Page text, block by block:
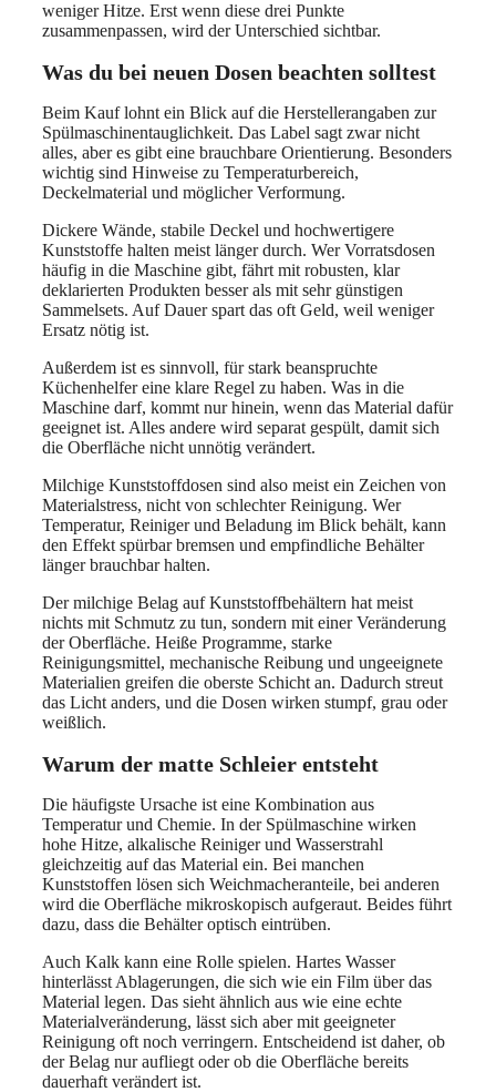
weniger Hitze. Erst wenn diese drei Punkte
zusammenpassen, wird der Unterschied sichtbar.
Was du bei neuen Dosen beachten solltest
Beim Kauf lohnt ein Blick auf die Herstellerangaben zur
Spülmaschinentauglichkeit. Das Label sagt zwar nicht
alles, aber es gibt eine brauchbare Orientierung. Besonders
wichtig sind Hinweise zu Temperaturbereich,
Deckelmaterial und möglicher Verformung.
Dickere Wände, stabile Deckel und hochwertigere
Kunststoffe halten meist länger durch. Wer Vorratsdosen
häufig in die Maschine gibt, fährt mit robusten, klar
deklarierten Produkten besser als mit sehr günstigen
Sammelsets. Auf Dauer spart das oft Geld, weil weniger
Ersatz nötig ist.
Außerdem ist es sinnvoll, für stark beanspruchte
Küchenhelfer eine klare Regel zu haben. Was in die
Maschine darf, kommt nur hinein, wenn das Material dafür
geeignet ist. Alles andere wird separat gespült, damit sich
die Oberfläche nicht unnötig verändert.
Milchige Kunststoffdosen sind also meist ein Zeichen von
Materialstress, nicht von schlechter Reinigung. Wer
Temperatur, Reiniger und Beladung im Blick behält, kann
den Effekt spürbar bremsen und empfindliche Behälter
länger brauchbar halten.
Der milchige Belag auf Kunststoffbehältern hat meist
nichts mit Schmutz zu tun, sondern mit einer Veränderung
der Oberfläche. Heiße Programme, starke
Reinigungsmittel, mechanische Reibung und ungeeignete
Materialien greifen die oberste Schicht an. Dadurch streut
das Licht anders, und die Dosen wirken stumpf, grau oder
weißlich.
Warum der matte Schleier entsteht
Die häufigste Ursache ist eine Kombination aus
Temperatur und Chemie. In der Spülmaschine wirken
hohe Hitze, alkalische Reiniger und Wasserstrahl
gleichzeitig auf das Material ein. Bei manchen
Kunststoffen lösen sich Weichmacheranteile, bei anderen
wird die Oberfläche mikroskopisch aufgeraut. Beides führt
dazu, dass die Behälter optisch eintrüben.
Auch Kalk kann eine Rolle spielen. Hartes Wasser
hinterlässt Ablagerungen, die sich wie ein Film über das
Material legen. Das sieht ähnlich aus wie eine echte
Materialveränderung, lässt sich aber mit geeigneter
Reinigung oft noch verringern. Entscheidend ist daher, ob
der Belag nur aufliegt oder ob die Oberfläche bereits
dauerhaft verändert ist.